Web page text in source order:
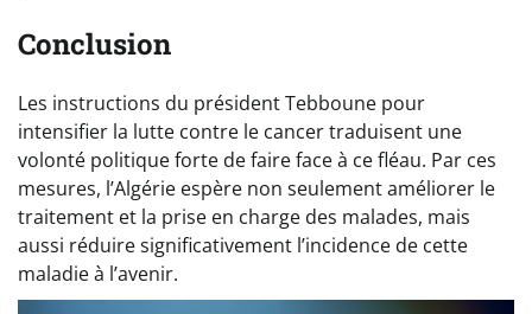
Conclusion
Les instructions du président Tebboune pour
intensifier la lutte contre le cancer traduisent une
volonté politique forte de faire face à ce fléau. Par ces
mesures, l’Algérie espère non seulement améliorer le
traitement et la prise en charge des malades, mais
aussi réduire significativement l’incidence de cette
maladie à l’avenir.